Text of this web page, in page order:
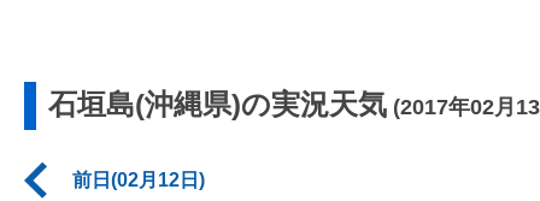
石垣島(沖縄県)の実況天気 (2017年02月
前日(02月12日)